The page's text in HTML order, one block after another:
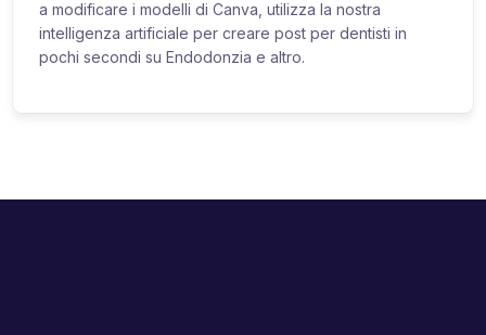
a modificare i modelli di Canva, utilizza la nostra
intelligenza artificiale per creare post per dentisti in
pochi secondi su Endodonzia e altro.